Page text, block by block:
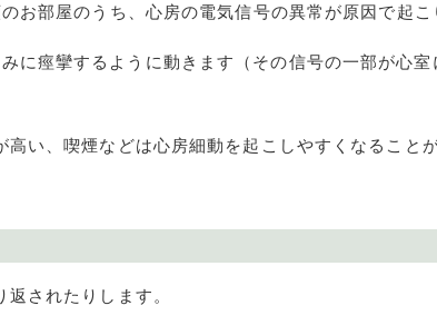
お部屋のうち、心房の電気信号の異常が原因で起こ
に痙攣するように動きます（その信号の一部が心
高い、喫煙などは心房細動を起こしやすくなること
されたりします。